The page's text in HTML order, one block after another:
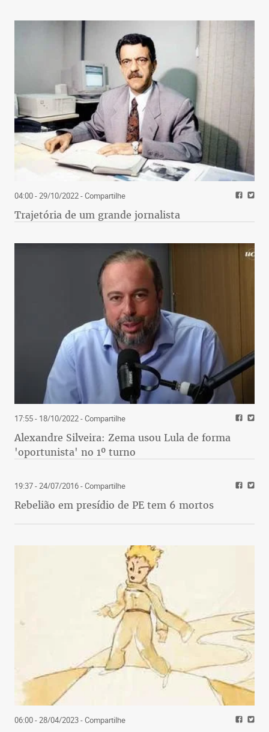
04:00 - 29/10/2022- Compartilhe
Trajetória de um grande jornalista
17:55 - 18/10/2022- Compartilhe
Alexandre Silveira: Zema usou Lula de forma
'oportunista' no 1º turno
19:37 - 24/07/2016- Compartilhe
Rebelião em presídio de PE tem 6 mortos
06:00 - 28/04/2023- Compartilhe